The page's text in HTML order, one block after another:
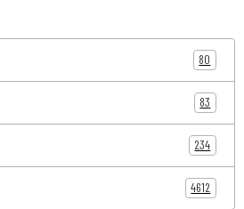
80
83
234
4612